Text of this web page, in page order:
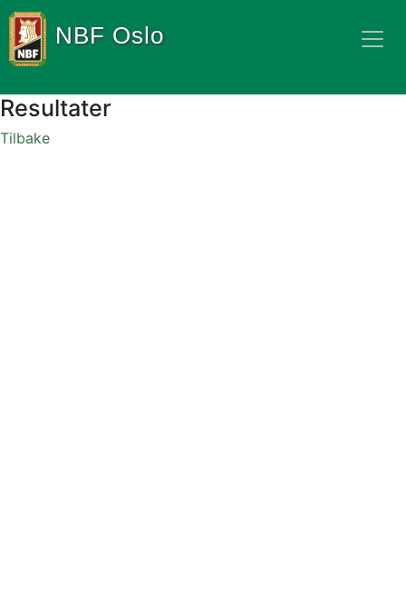
NBF Oslo
Resultater
Tilbake